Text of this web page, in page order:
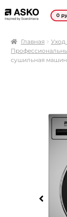
0
Главная Уход
сушильная